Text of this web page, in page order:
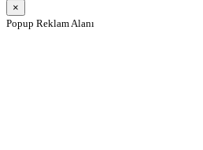
×
Popup Reklam Alanı